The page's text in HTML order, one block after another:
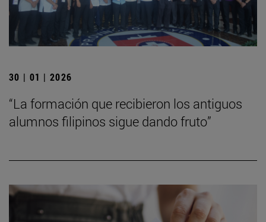
30 | 01 | 2026
“La formación que recibieron los antiguos
alumnos filipinos sigue dando fruto”